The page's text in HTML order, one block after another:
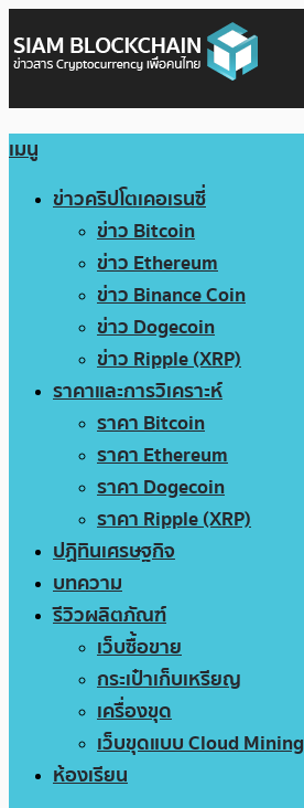
เมนู
ข่าวคริปโตเคอเรนซี่
ข่าว Bitcoin
ข่าว Ethereum
ข่าว Binance Coin
ข่าว Dogecoin
ข่าว Ripple (XRP)
ราคาและการวิเคราะห์
ราคา Bitcoin
ราคา Ethereum
ราคา Dogecoin
ราคา Ripple (XRP)
ปฏิทินเศรษฐกิจ
บทความ
รีวิวผลิตภัณฑ์
เว็บซื้อขาย
กระเป๋าเก็บเหรียญ
เครื่องขุด
เว็บขุดแบบ Cloud Mining
ห้องเรียน